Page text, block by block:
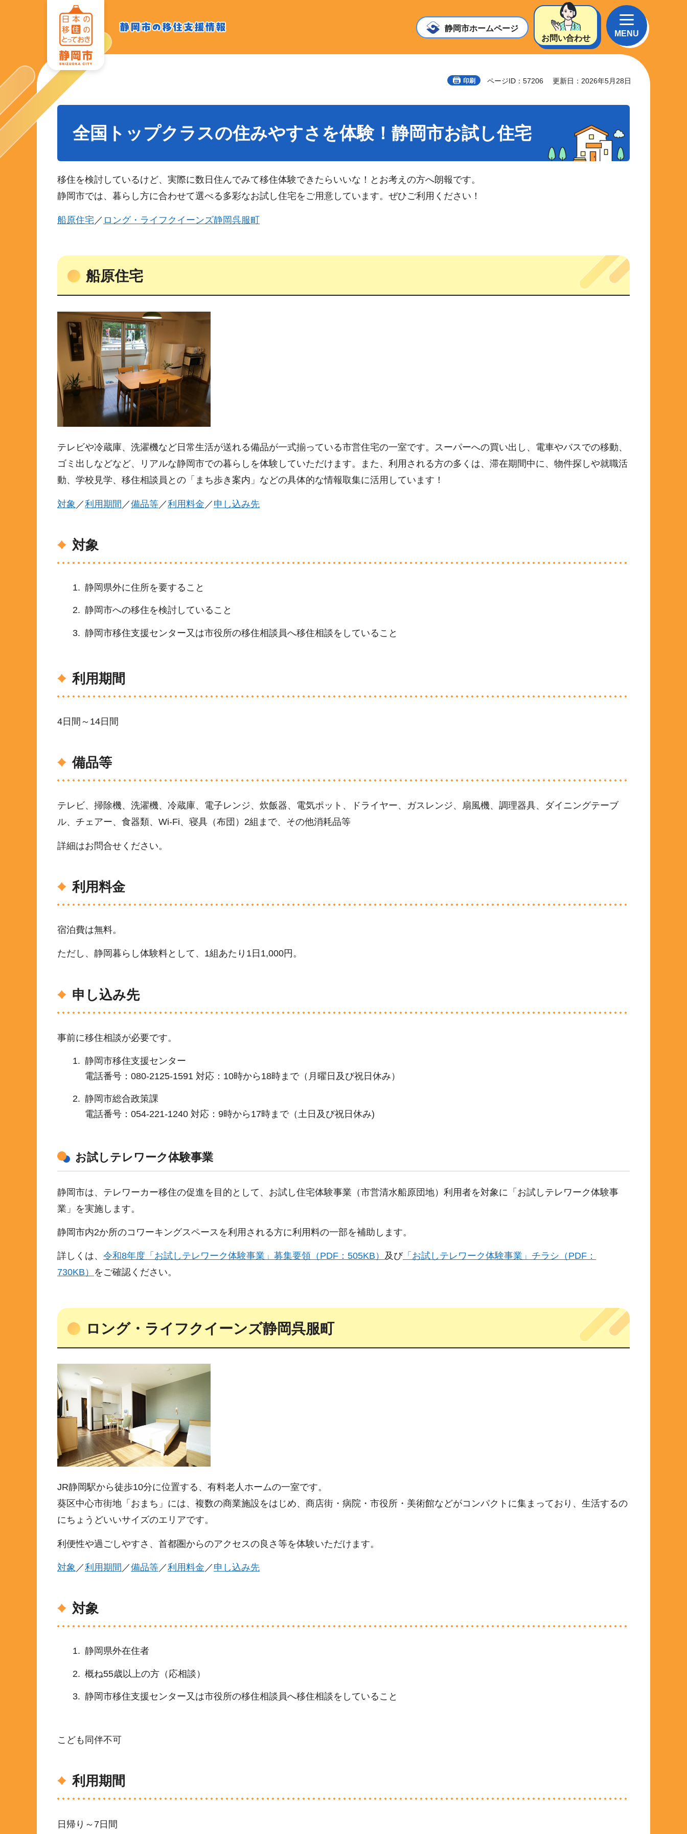
静岡
市の
移住
支援
情報
静岡市の移住支援
静岡市ホームページ
お問い合わせ
MENU
印刷 ページID：57206 更新日：2026年5月28日
全国トップクラスの住みやすさを体験！静岡市お試し住宅
移住を検討しているけど、実際に数日住んでみて移住体験できたらいいな！とお考えの方へ朗報です。
静岡市では、暮らし方に合わせて選べる多彩なお試し住宅をご用意しています。ぜひご利用ください！
船原住宅 ／ ロング・ライフクイーンズ静岡呉服町
船原住宅
テレビや冷蔵庫、洗濯機など日常生活が送れる備品が一式揃っている市営住宅の一室です。スーパーへの買い出し、電車やバスでの移動、
ゴミ出しなどなど、リアルな静岡市での暮らしを体験していただけます。また、利用される方の多くは、滞在期間中に、物件探しや就職活
動、学校見学、移住相談員との「まち歩き案内」などの具体的な情報取集に活用しています！
対象 ／利用期間 ／備品等 ／利用料金 ／ 申し込み先
対象
静岡県外に住所を要すること
静岡市への移住を検討していること
静岡市移住支援センター又は市役所の移住相談員へ移住相談をしていること
利用期間
4日間～14日間
備品等
テレビ、掃除機、洗濯機、冷蔵庫、電子レンジ、炊飯器、電気ポット、ドライヤー、ガスレンジ、扇風機、調理器具、ダイニングテーブ
ル、チェアー、食器類、Wi-Fi、寝具（布団）2組まで、その他消耗品等
詳細はお問合せください。
利用料金
宿泊費は無料。
ただし、静岡暮らし体験料として、1組あたり1日1,000円。
申し込み先
事前に移住相談が必要です。
静岡市移住支援センター
電話番号：080-2125-1591 対応：10時から18時まで（月曜日及び祝日休み）
静岡市総合政策課
電話番号：054-221-1240 対応：9時から17時まで（土日及び祝日休み)
お試しテレワーク体験事業
静岡市は、テレワーカー移住の促進を目的として、お試し住宅体験事業（市営清水船原団地）利用者を対象に「お試しテレワーク体験事
業」を実施します。
静岡市内2か所のコワーキングスペースを利用される方に利用料の一部を補助します。
詳しくは、 令和8年度「お試しテレワーク体験事業」募集要領（PDF：505KB） 及び「お試しテレワーク体験事業」チラシ（PDF：
730KB） をご確認ください。
ロング・ライフクイーンズ静岡呉服町
JR静岡駅から徒歩10分に位置する、有料老人ホームの一室です。
葵区中心市街地「おまち」には、複数の商業施設をはじめ、商店街・病院・市役所・美術館などがコンパクトに集まっており、生活するの
にちょうどいいサイズのエリアです。
利便性や過ごしやすさ、首都圏からのアクセスの良さ等を体験いただけます。
対象 ／利用期間 ／備品等／利用料金 ／ 申し込み先
対象
静岡県外在住者
概ね55歳以上の方（応相談）
静岡市移住支援センター又は市役所の移住相談員へ移住相談をしていること
こども同伴不可
利用期間
日帰り～7日間